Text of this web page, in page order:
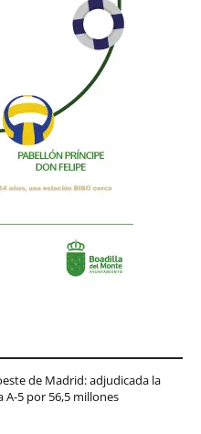
de Madrid: adjudicada la
A-5 por 56,5 millones